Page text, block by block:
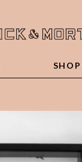
SHOP